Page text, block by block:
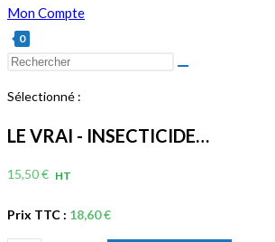
Mon Compte
0
Rechercher
ce
site
Sélectionné :
LE VRAI - INSECTICIDE…
15,50€ HT
Prix TTC : 18,60€